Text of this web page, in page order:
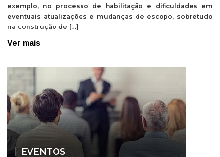
exemplo, no processo de habilitação e dificuldades em
eventuais atualizações e mudanças de escopo, sobretudo
na construção de […]
Ver mais
EVENTOS